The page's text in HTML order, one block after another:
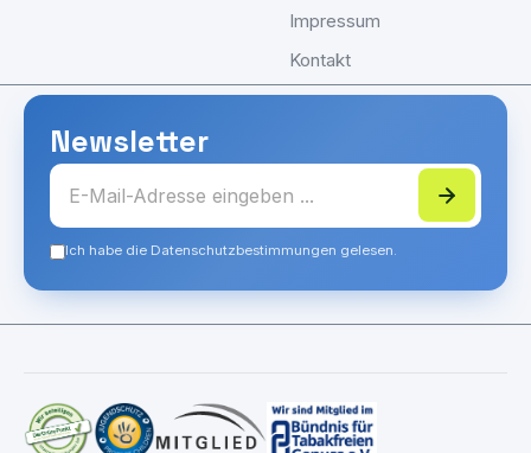
Impressum
Kontakt
Newsletter
Ich habe die Datenschutzbestimmungen gelesen.